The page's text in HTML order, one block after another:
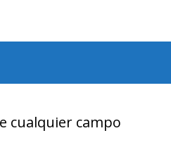
cualquier campo